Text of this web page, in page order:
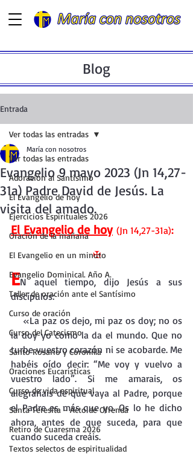
Blog
Entrada
Ver todas las entradas
Adoración al Santísimo
El Evangelio de hoy
Ejercicios Espirituales 2026
Oración de la mañana
El Evangelio en un minuto
Evangelio Dominical. Año A.
Taller de oración ante el Santísimo
Curso de oración
Curso del Catecismo
Santo Rosario y Coronilla
Oraciones Eucarísticas
Curso de vida espiritual
Santa Teresita - Acto de Ofrenda
Retiro de Cuaresma 2026
Textos selectos de espiritualidad
Ver todas las entradas
Evangelio 9 mayo 2023 (Jn 14,27-
31a) Padre David de Jesús. La
visita del amado.
María con nosotros
El Evangelio de hoy (Jn 14,27-31a):
✠
EN aquel tiempo, dijo Jesús a sus
discípulos:
«La paz os dejo, mi paz os doy; no os
la doy yo como la da el mundo. Que no
turbe vuestro corazón ni se acobarde. Me
habéis oído decir: “Me voy y vuelvo a
vuestro lado”. Si me amarais, os
alegraríais de que vaya al Padre, porque
el Padre es más que yo. Os lo he dicho
ahora, antes de que suceda, para que
cuando suceda creáis.